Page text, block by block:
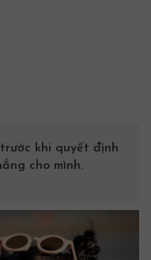
khi quyết định
cho mình.